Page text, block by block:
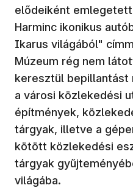
elődeiként
Harminc ikonikus
Ikarus világából"
Múzeum rég nem
keresztül bepillantást
a városi közlekedési
építmények,
tárgyak, illetve a
kötött közlekedési
tárgyak
világába.